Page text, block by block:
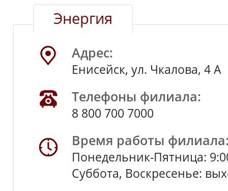
Энергия
Адрес:
Енисейск, ул. Чкалова, 4 А
Телефоны филиала:
8 800 700 7000
Время работы
Понедельник-Пятница:
Суббота, Воскресенье: